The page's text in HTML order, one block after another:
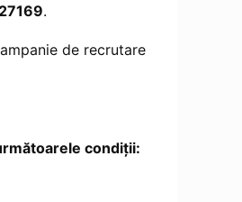
.
de recrutare
condiţii: